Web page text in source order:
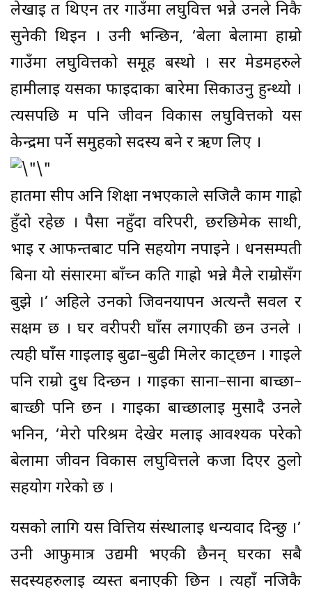
लेखाई त थिएन तर गाउँमा लघुवित्त भन्ने उनले निकै
सुनेकी थिइन । उनी भन्छिन, ‘बेला बेलामा हाम्रो
गाउँमा लघुवित्तको समूह बस्थो । सर मेडमहरुले
हामीलाई यसका फाईदाका बारेमा सिकाउनु हुन्थ्यो ।
त्यसपछि म पनि जीवन विकास लघुवित्तको यस
केन्द्रमा पर्ने समुहको सदस्य बने र ऋण लिए ।
हातमा सीप अनि शिक्षा नभएकाले सजिलै काम गाह्रो
हुँदो रहेछ । पैसा नहुँदा वरिपरी, छरछिमेक साथी,
भाई र आफन्तबाट पनि सहयोग नपाइने । धनसम्पती
बिना यो संसारमा बाँच्न कति गाह्रो भन्ने मैले राम्रोसँग
बुझे ।’ अहिले उनको जिवनयापन अत्यन्तै सवल र
सक्षम छ । घर वरीपरी घाँस लगाएकी छन उनले ।
त्यही घाँस गाईलाई बुढा–बुढी मिलेर काट्छन । गाईले
पनि राम्रो दुध दिन्छन । गाईका साना–साना बाच्छा–
बाच्छी पनि छन । गाईका बाच्छालाई मुर्सादै उनले
भनिन, ‘मेरो परिश्रम देखेर मलाई आवश्यक परेको
बेलामा जीवन विकास लघुवित्तले कर्जा दिएर ठुलो
सहयोग गरेको छ ।
यसको लागि यस वित्तिय संस्थालाई धन्यवाद दिन्छु ।’
उनी आफुमात्र उद्यमी भएकी छैनन् घरका सबै
सदस्यहरुलाई व्यस्त बनाएकी छिन । त्यहाँ नजिकै